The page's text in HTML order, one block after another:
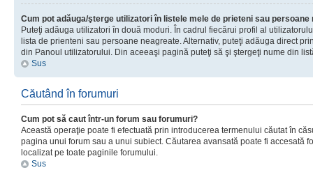
Cum pot adăuga/şterge utilizatori în listele mele de prieteni sau persoane
Puteţi adăuga utilizatori în două moduri. În cadrul fiecărui profil al
lista de prienteni sau persoane neagreate. Alternativ, puteţi adăuga direct
din Panoul utilizatorului. Din aceeaşi pagină puteţi să şi ştergeţi nume din
Sus
Căutând în forumuri
Cum pot să caut într-un forum sau forumuri?
Această operaţie poate fi efectuată prin introducerea termenului căutat în
pagina unui forum sau a unui subiect. Căutarea avansată poate fi accesată
localizat pe toate paginile forumului.
Sus